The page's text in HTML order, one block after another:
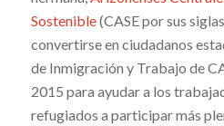
Sostenible(CASE por sus
convertirse en ciudadanos
de Inmigración y Trabajo de
2015 para ayudar a los
refugiados a participar más